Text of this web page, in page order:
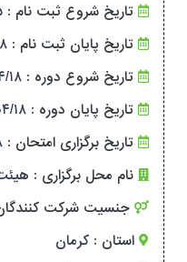
تاریخ شروع ثبت نام :
تاریخ پایان ثبت نام :
تاریخ شروع دوره :
تاریخ پایان دوره :
تاریخ برگزاری امتحان :
نام محل برگزاری :
جنسیت شرکت
استان : کرمان